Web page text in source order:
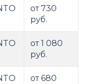
от 730
руб.
от 1 080
руб.
от 680